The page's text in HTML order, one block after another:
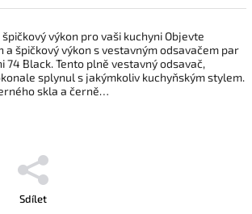
výkon pro vaši kuchyni Objevte
a špičkový výkon s vestavným odsavačem par
74 Black. Tento plně vestavný odsavač,
splynul s jakýmkoliv kuchyňským stylem.
skla a černě…
Sdílet